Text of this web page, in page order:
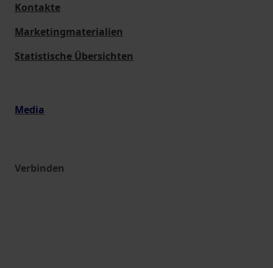
Kontakte
Marketingmaterialien
Statistische Übersichten
Media
Verbinden